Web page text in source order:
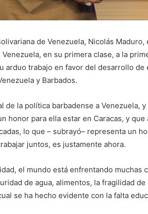
de Venezuela, Nicolás
en su primera clase, a la
arduo trabajo en favor del desarrollo
y Barbados.
de la política barbadense a Venezuela,
honor para ella estar en Caracas, y
lo que – subrayó– representa un
juntos, es justamente ahora.
el mundo está enfrentando muchas
de agua, alimentos, la fragilidad
se ha hecho evidente con la falta